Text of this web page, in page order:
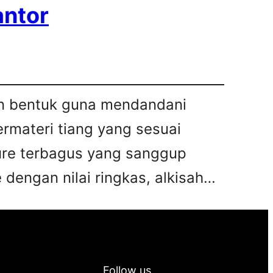
bentuk guna mendandani
tiang yang sesuai
terbagus yang sanggup
nilai ringkas, alkisah…
Follow us